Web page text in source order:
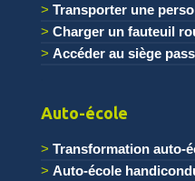
Transporter une
Charger un fauteuil
Accéder au siège
Auto-école
Transformation auto-
Auto-école